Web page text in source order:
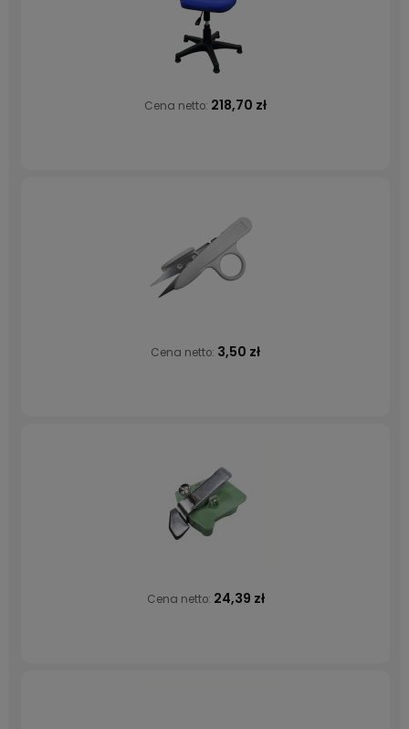
Cena netto: 218,70 zł
Cena netto: 3,50 zł
Cena netto: 24,39 zł